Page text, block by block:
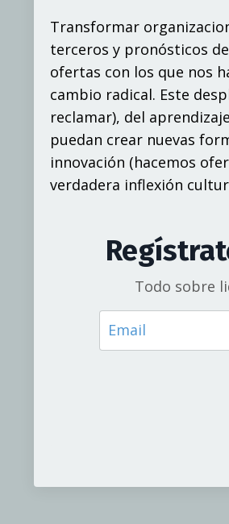
Transformar
terceros y pronósticos
ofertas con los que nos
cambio radical. Este
reclamar), del
puedan crear nuevas
innovación (hacemos
verdadera inflexión
Todo sobre